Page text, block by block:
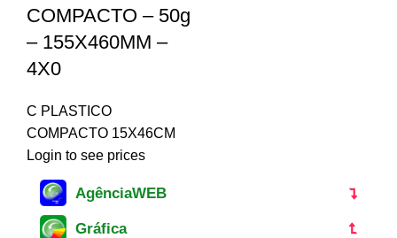
COMPACTO – 50g
– 155X460MM –
4X0
C PLASTICO
COMPACTO 15X46CM
Login to see prices
AgênciaWEB
Gráfica